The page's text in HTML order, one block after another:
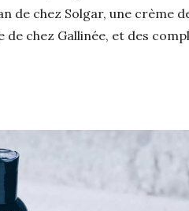
de chez Solgar, une crème
chez Gallinée, et des